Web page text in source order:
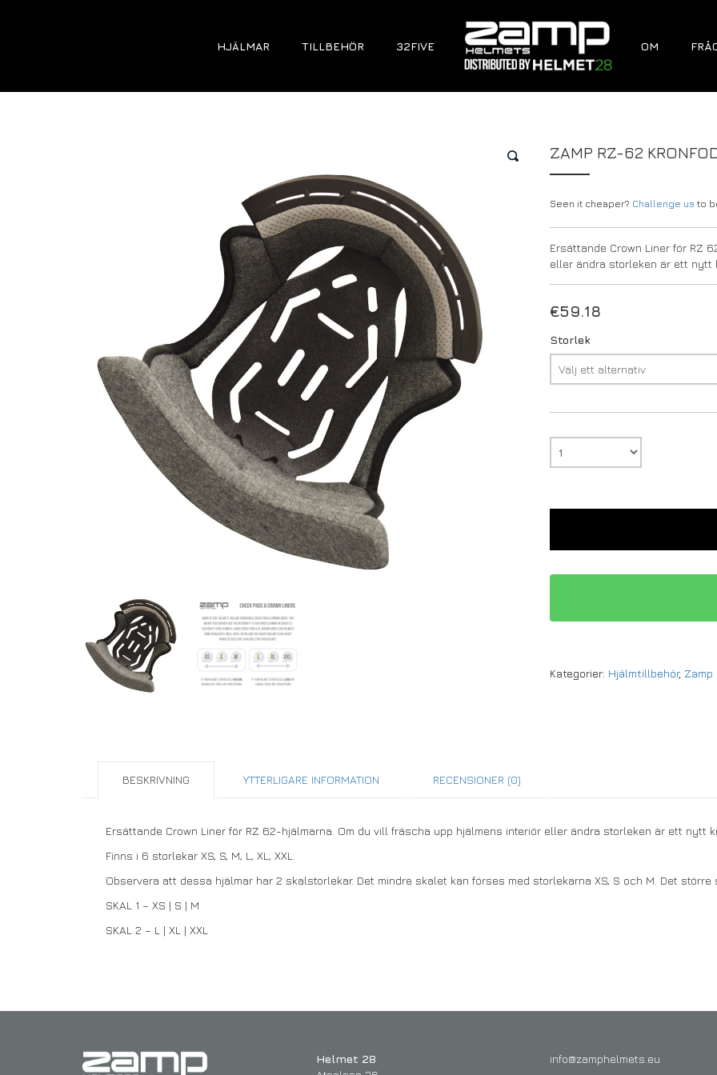
HJÄLMAR TILLBEHÖR 32FIVE OM
ZAMP RZ-62
Seen it cheaper? Challenge us to
Ersättande Crown Liner för RZ
eller ändra storleken är ett nytt
€59.18
Storlek
Kategorier: Hjälmtillbehör, Zamp
BESKRIVNING YTTERLIGARE INFORMATION RECENSIONER (0)
Ersättande Crown Liner för RZ 62-hjälmarna. Om du vill fräscha upp hjälmens interiör eller ändra storleken är ett nytt
Finns i 6 storlekar XS, S, M, L, XL, XXL.
Observera att dessa hjälmar har 2 skalstorlekar. Det mindre skalet kan förses med storlekarna XS, S och M. Det större
SKAL 1 – XS | S | M
SKAL 2 – L | XL | XXL
Helmet 28
info@zamphelmets.eu